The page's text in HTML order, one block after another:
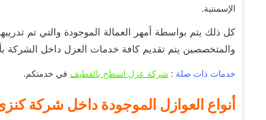
الإسمنتية.
كل ذلك يتم بواسطة أمهر العمالة الموجودة والتي تم
والمتخصصين يتم تقديم كافة خدمات العزل داخل الشركة
خدمات ذات صلة : شركة عزل اسطح بالقطيف في خدمتكم.
أنواع العوازل الموجودة داخل شركة